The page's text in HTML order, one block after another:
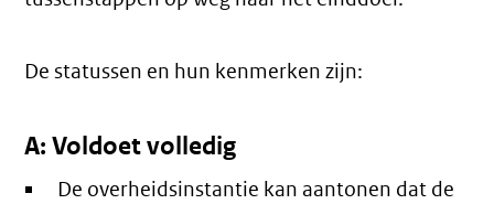
De statussen en hun kenmerken zijn:
A: Voldoet volledig
De overheidsinstantie kan aantonen dat de